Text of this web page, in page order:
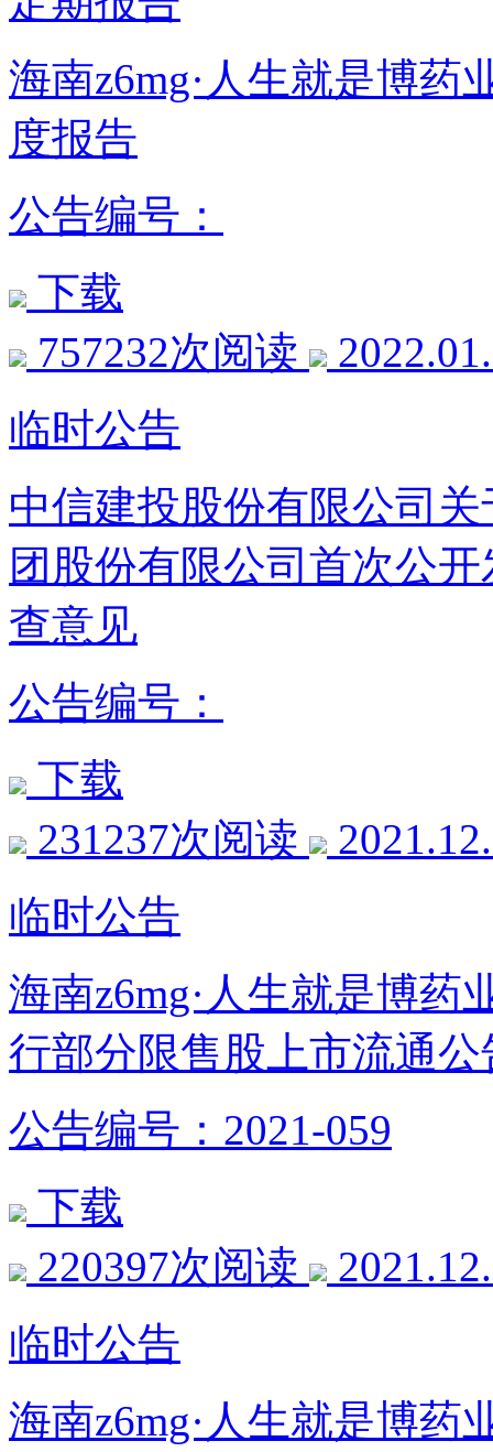
海南z6mg·人生就是博药
度报告
公告编号：
下载
757232次阅读
临时公告
中信建投股份有限公司
团股份有限公司首次公
查意见
公告编号：
下载
231237次阅读
临时公告
海南z6mg·人生就是博药
行部分限售股上市流通公
公告编号：2021-059
下载
220397次阅读
临时公告
海南z6mg·人生就是博药